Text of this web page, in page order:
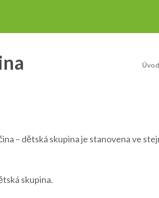
– dětská skupina je stanovena ve
skupina.